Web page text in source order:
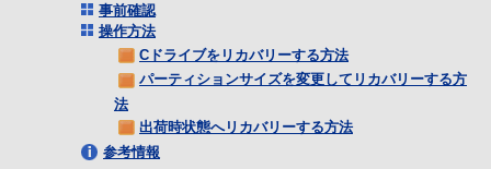
事前確認
操作方法
Cドライブをリカバリーする方法
パーティションサイズを変更してリカバリーする方
法
出荷時状態へリカバリーする方法
参考情報